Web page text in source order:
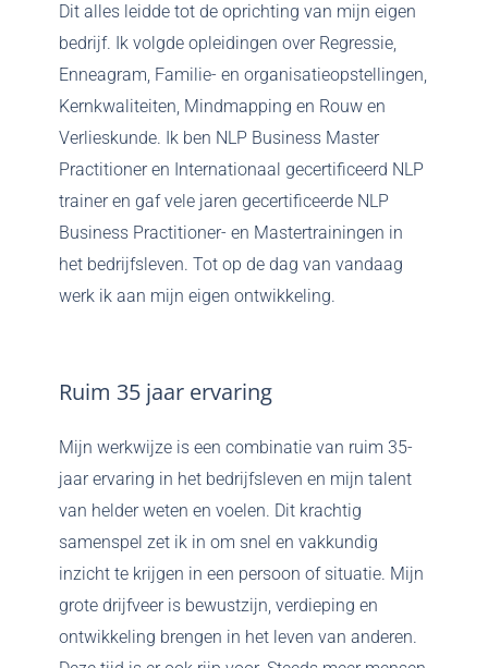
Dit alles leidde tot de oprichting van mijn eigen
bedrijf. Ik volgde opleidingen over Regressie,
Enneagram, Familie- en organisatieopstellingen,
Kernkwaliteiten, Mindmapping en Rouw en
Verlieskunde. Ik ben NLP Business Master
Practitioner en Internationaal gecertificeerd NLP
trainer en gaf vele jaren gecertificeerde NLP
Business Practitioner- en Mastertrainingen in
het bedrijfsleven. Tot op de dag van vandaag
werk ik aan mijn eigen ontwikkeling.
Ruim 35 jaar ervaring
Mijn werkwijze is een combinatie van ruim 35-
jaar ervaring in het bedrijfsleven en mijn talent
van helder weten en voelen. Dit krachtig
samenspel zet ik in om snel en vakkundig
inzicht te krijgen in een persoon of situatie. Mijn
grote drijfveer is bewustzijn, verdieping en
ontwikkeling brengen in het leven van anderen.